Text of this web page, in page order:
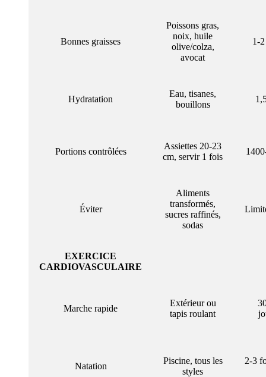
Bonnes graisses
Poissons gras,
noix, huile
olive/colza,
avocat
1-
Hydratation
Eau, tisanes,
bouillons
Portions contrôlées
Assiettes 20-23
cm, servir 1 fois
Éviter
Aliments
transformés,
sucres raffinés,
sodas
EXERCICE
CARDIOVASCULAIRE
Marche rapide
Extérieur ou
tapis roulant
Natation
Piscine, tous les
styles
2-3